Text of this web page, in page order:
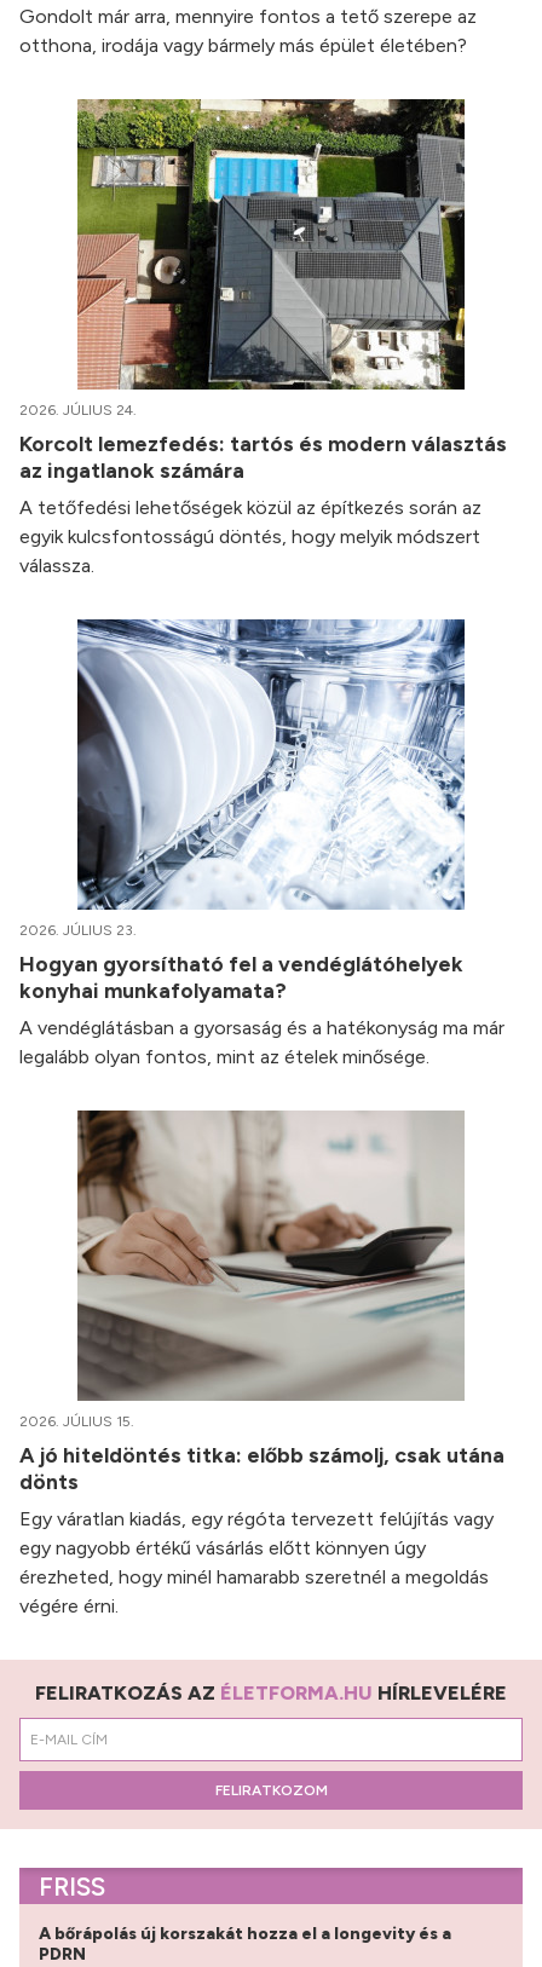
Gondolt már arra, mennyire fontos a tető szerepe az
otthona, irodája vagy bármely más épület életében?
2026. JÚLIUS 24.
Korcolt lemezfedés: tartós és modern választás
az ingatlanok számára
A tetőfedési lehetőségek közül az építkezés során az
egyik kulcsfontosságú döntés, hogy melyik módszert
válassza.
2026. JÚLIUS 23.
Hogyan gyorsítható fel a vendéglátóhelyek
konyhai munkafolyamata?
A vendéglátásban a gyorsaság és a hatékonyság ma már
legalább olyan fontos, mint az ételek minősége.
2026. JÚLIUS 15.
A jó hiteldöntés titka: előbb számolj, csak utána
dönts
Egy váratlan kiadás, egy régóta tervezett felújítás vagy
egy nagyobb értékű vásárlás előtt könnyen úgy
érezheted, hogy minél hamarabb szeretnél a megoldás
végére érni.
FELIRATKOZÁS AZ ÉLETFORMA.HU HÍRLEVELÉRE
FELIRATKOZOM
FRISS
A bőrápolás új korszakát hozza el a longevity és a
PDRN